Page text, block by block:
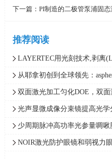
下一篇： PI制造的二极管泵浦固
推荐阅读
LAYERTEC用光刻技术,剥离
镀膜,适用点状分光镜和多区域滤
从耶拿初创到全球领先：
面光学系统、光学自由曲面
双面激光加工匀化DOE，双
器加分束器实现双面加工
光声显微成像分束镜提高光
成像速度提升了8倍
少周期脉冲高功率光参量啁
（反射型衍射光束整形器）助力
NOIR激光防护眼镜和弱视力